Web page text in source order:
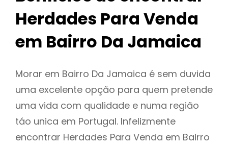
Herdades Para Venda
em Bairro Da Jamaica
Morar em Bairro Da Jamaica é sem duvida
uma excelente opção para quem pretende
uma vida com qualidade e numa região
táo unica em Portugal. Infelizmente
encontrar Herdades Para Venda em Bairro